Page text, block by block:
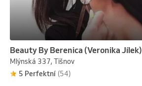
Beauty By Berenica (Veronika Jílek)
Mlýnská 337, Tišnov
5 Perfektní (54)